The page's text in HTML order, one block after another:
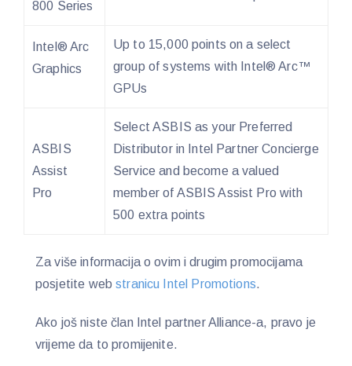
800 Series
Intel® Arc
Graphics
Up to 15,000 points on a select
group of systems with Intel® Arc™
GPUs
ASBIS
Assist
Pro
Select ASBIS as your Preferred
Distributor in Intel Partner Concierge
Service and become a valued
member of ASBIS Assist Pro with
500 extra points
Za više informacija o ovim i drugim promocijama
posjetite webstranicu Intel Promotions.
Ako još niste član Intel partner Alliance-a, pravo je
vrijeme da to promijenite.